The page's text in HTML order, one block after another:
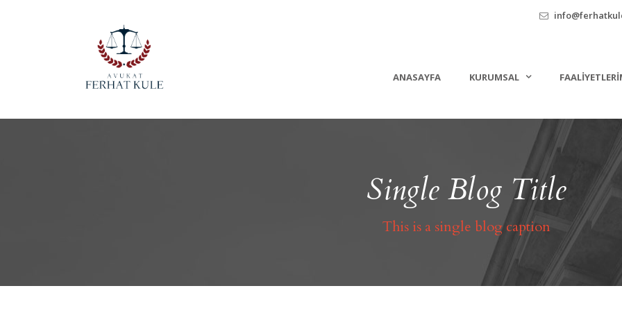
ANASAYFA KURUMSAL
Single Blog Title
This is a single blog caption